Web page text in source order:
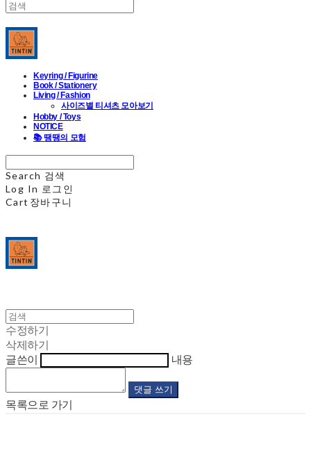
Keyring / Figurine
Book / Stationery
Living / Fashion
사이즈별 티셔츠 모아보기
Hobby / Toys
NOTICE
📚 땡땡의 모험
Search 검색
Log In 로그인
Cart 장바구니
수정하기
삭제하기
글쓴이
내용
댓글 쓰기
목록으로 가기